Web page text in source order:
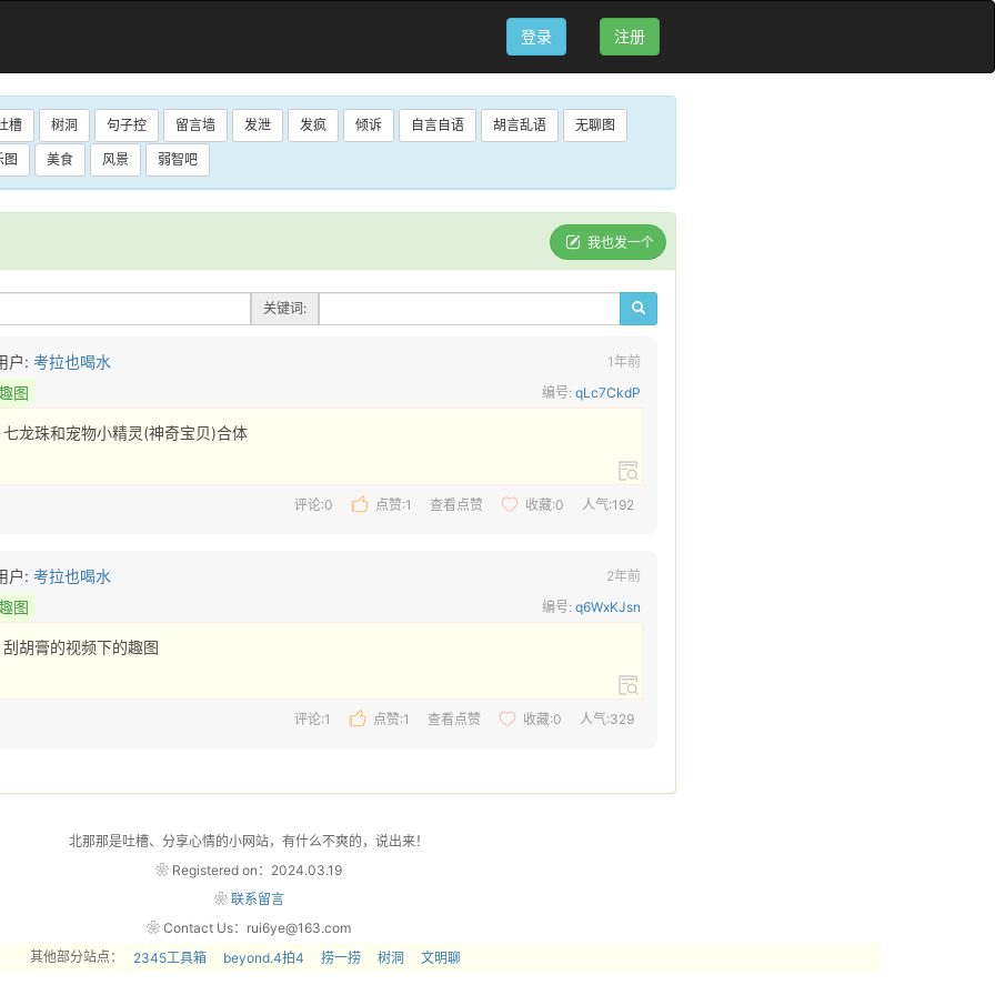
登录 注册
槽 树洞 句子控 留言墙 发泄 发疯 倾诉 自言自语 胡言乱语 无聊图
图 美食 风景 弱智吧
我也发一个
关键词:
户:考拉也喝水 1年前
图 编号:qLc7CkdP
七龙珠和宠物小精灵(神奇宝贝)合体
评论:0 点赞:1 查看点赞 收藏:0 人气:192
户:考拉也喝水 2年前
图 编号:q6WxKJsn
刮胡膏的视频下的趣图
评论:1 点赞:1 查看点赞 收藏:0 人气:329
北那那是吐槽、分享心情的小网站，有什么不爽的，说出来！
❀ Registered on：2024.03.19
❀ 联系留言
❀ Contact Us：rui6ye@163.com
其他部分站点：
2345工具箱 beyond.4拍4 捞一捞 树洞 文明聊